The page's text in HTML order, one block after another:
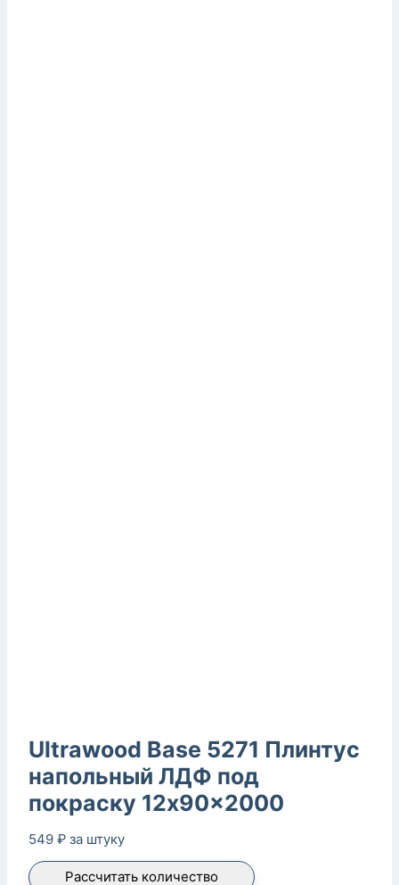
Ultrawood Base 5271 Плинтус
напольный ЛДФ под
покраску 12x90x2000
549 ₽ за штуку
Рассчитать количество